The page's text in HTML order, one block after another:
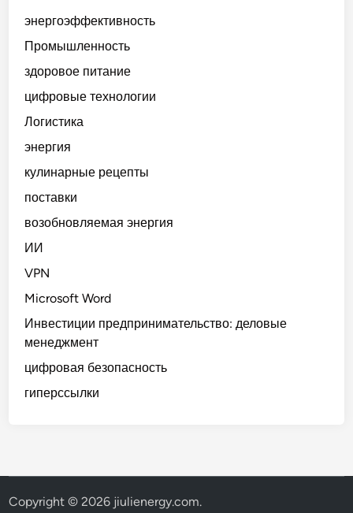
энергоэффективность
Промышленность
здоровое питание
цифровые технологии
Логистика
энергия
кулинарные рецепты
поставки
возобновляемая энергия
ИИ
VPN
Microsoft Word
Инвестиции предпринимательство: деловые
менеджмент
цифровая безопасность
гиперссылки
Copyright © 2026 jiulienergy.com.